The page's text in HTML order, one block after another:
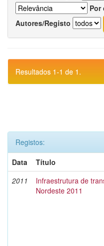
Por
Autores/Registo
Resultados 1-1 de 1.
Registos:
Data
Título
2011
Infraestrutura de
Nordeste 2011